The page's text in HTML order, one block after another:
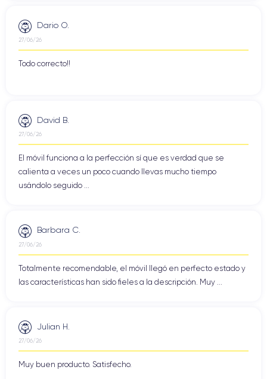
Dario O.
27/06/26
Todo correcto!!
David B.
27/06/26
El móvil funciona a la perfección sí que es verdad que se
calienta a veces un poco cuando llevas mucho tiempo
usándolo seguido ...
Barbara C.
27/06/26
Totalmente recomendable, el móvil llegó en perfecto estado y
las características han sido fieles a la descripción. Muy ...
Julian H.
27/06/26
Muy buen producto. Satisfecho.